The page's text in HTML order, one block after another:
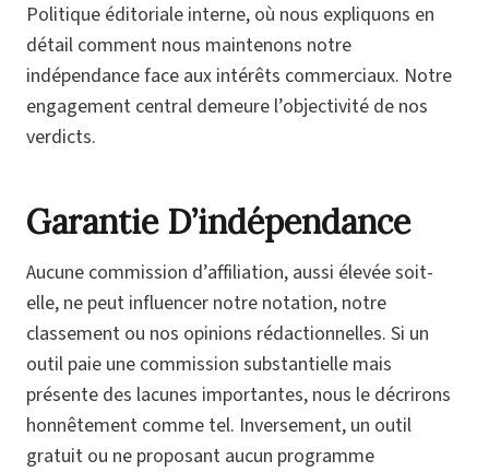
Politique éditoriale interne, où nous expliquons en
détail comment nous maintenons notre
indépendance face aux intérêts commerciaux. Notre
engagement central demeure l’objectivité de nos
verdicts.
Garantie D’indépendance
Aucune commission d’affiliation, aussi élevée soit-
elle, ne peut influencer notre notation, notre
classement ou nos opinions rédactionnelles. Si un
outil paie une commission substantielle mais
présente des lacunes importantes, nous le décrirons
honnêtement comme tel. Inversement, un outil
gratuit ou ne proposant aucun programme